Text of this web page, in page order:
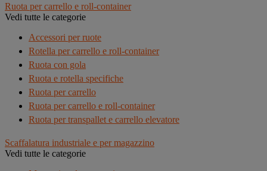
Ruota per carrello e roll-container
Vedi tutte le categorie
Accessori per ruote
Rotella per carrello e roll-container
Ruota con gola
Ruota e rotella specifiche
Ruota per carrello
Ruota per carrello e roll-container
Ruota per transpallet e carrello elevatore
Scaffalatura industriale e per magazzino
Vedi tutte le categorie